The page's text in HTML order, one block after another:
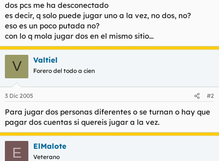
l
t
e
m
i
o
dos pcs me ha desconectado
es decir, q solo puede jugar uno a la vez, no dos, no?
eso es un poco putada no?
con lo q mola jugar dos en el mismo sitio...
V Valtiel
Forero del todo a cien
3 Dic 2005 #2
Para jugar dos personas diferentes o se turnan o hay que
pagar dos cuentas si quereis jugar a la vez.
E ElMalote
Veterano